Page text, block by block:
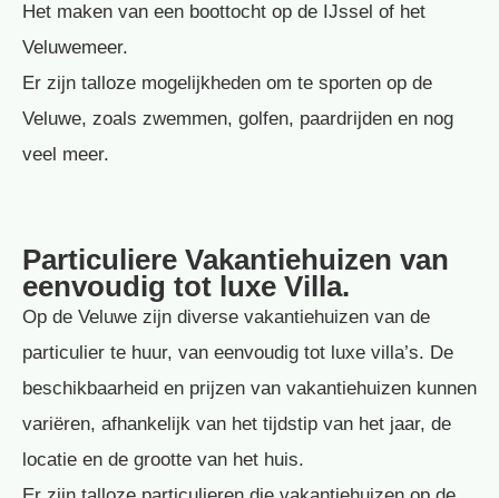
Het maken van een boottocht op de IJssel of het
Veluwemeer.
Er zijn talloze mogelijkheden om te sporten op de
Veluwe, zoals zwemmen, golfen, paardrijden en nog
veel meer.
Particuliere Vakantiehuizen van
eenvoudig tot luxe Villa.
Op de Veluwe zijn diverse vakantiehuizen van de
particulier te huur, van eenvoudig tot luxe villa’s. De
beschikbaarheid en prijzen van vakantiehuizen kunnen
variëren, afhankelijk van het tijdstip van het jaar, de
locatie en de grootte van het huis.